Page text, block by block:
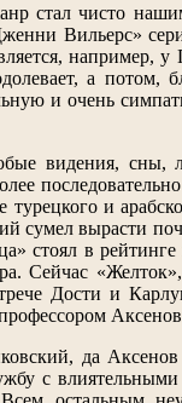
стал чисто
Вильерс»
например,
а потом,
и очень
видения,
и
вырасти
стоял в
«Желток»,
Дости и
да
с